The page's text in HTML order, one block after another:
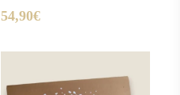
54,90€